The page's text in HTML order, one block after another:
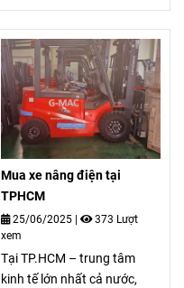
vận hành linh hoạt và giá
thành hợp lý, dòng xe nâng
điện đứng lái nhập khẩu
Trung Quốc này mang đến
hiệu quả tối ưu trong việc
xếp dỡ, nâng hạ hàng hóa
tại kho xưởng, siêu thị, nhà
máy và trung tâm logistics.
Mua xe nâng điện tại
TPHCM
25/06/2025 |
373 Lượt
xem
Tại TP.HCM – trung tâm
kinh tế lớn nhất cả nước,